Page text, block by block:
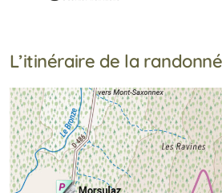
L’itinéraire de la